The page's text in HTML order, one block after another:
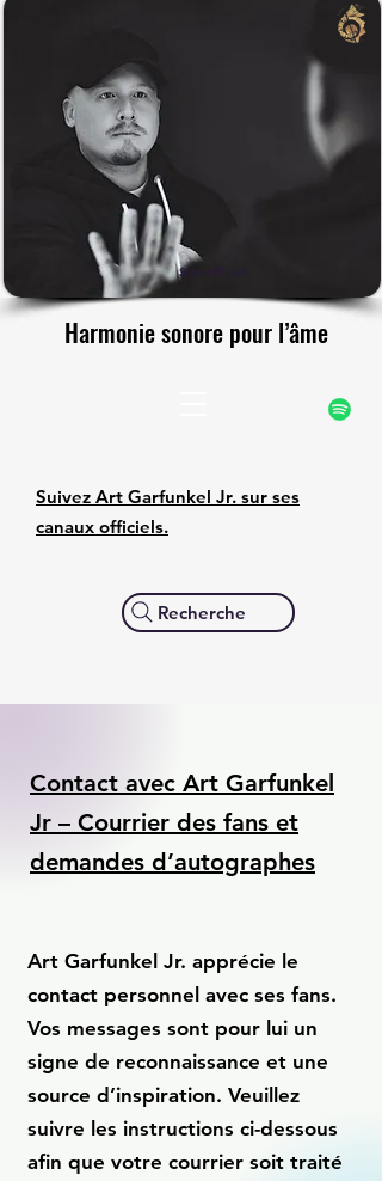
Harmonie sonore pour l’âme
Harmonie sonore pour l’âme
Site officiel
Recherche
Suivez Art Garfunkel Jr. sur ses
canaux officiels.
Contact avec Art Garfunkel
Jr – Courrier des fans et
demandes d’autographes
Art Garfunkel Jr. apprécie le
contact personnel avec ses fans.
Vos messages sont pour lui un
signe de reconnaissance et une
source d’inspiration. Veuillez
suivre les instructions ci-dessous
afin que votre courrier soit traité